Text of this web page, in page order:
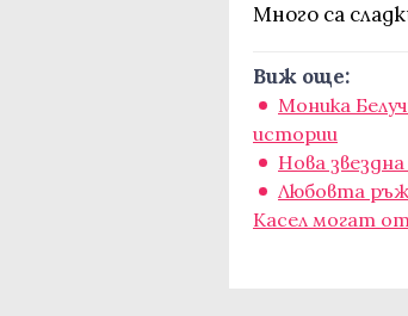
Много са
Виж още:
Моника
истории
Нова
Любовта
Касел могат